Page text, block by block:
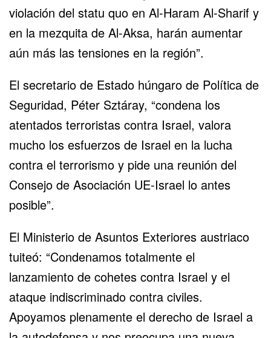
violación del statu quo en Al-Haram Al-Sharif y
en la mezquita de Al-Aksa, harán aumentar
aún más las tensiones en la región”.
El secretario de Estado húngaro de Política de
Seguridad, Péter Sztáray, “condena los
atentados terroristas contra Israel, valora
mucho los esfuerzos de Israel en la lucha
contra el terrorismo y pide una reunión del
Consejo de Asociación UE-Israel lo antes
posible”.
El Ministerio de Asuntos Exteriores austriaco
tuiteó: “Condenamos totalmente el
lanzamiento de cohetes contra Israel y el
ataque indiscriminado contra civiles.
Apoyamos plenamente el derecho de Israel a